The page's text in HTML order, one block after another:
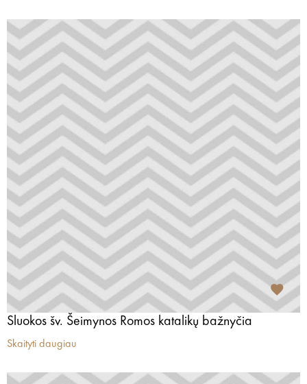
Sluokos šv. Šeimynos Romos katalikų bažnyčia
Skaityti daugiau